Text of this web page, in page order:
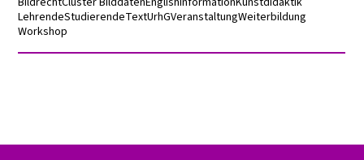
LehrendeStudierendeTextUrhGVeranstaltungWeiterbildung
Workshop